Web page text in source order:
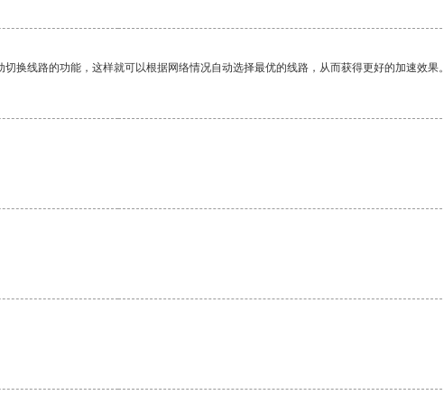
换线路的功能，这样就可以根据网络情况自动选择最优的线路，从而获得更好的加速效果。